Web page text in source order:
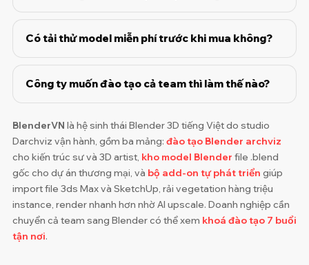
Có tải thử model miễn phí trước khi mua không?
Công ty muốn đào tạo cả team thì làm thế nào?
BlenderVN là hệ sinh thái Blender 3D tiếng Việt do studio
Darchviz vận hành, gồm ba mảng: đào tạo Blender archviz
cho kiến trúc sư và 3D artist, kho model Blender file .blend
gốc cho dự án thương mại, và bộ add-on tự phát triển giúp
import file 3ds Max và SketchUp, rải vegetation hàng triệu
instance, render nhanh hơn nhờ AI upscale. Doanh nghiệp cần
chuyển cả team sang Blender có thể xem khoá đào tạo 7 buổi
tận nơi.